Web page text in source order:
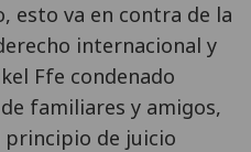
esto va en contra de la
internacional y
Ffe condenado
familiares y amigos,
principio de juicio